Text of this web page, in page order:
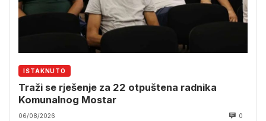
ISTAKNUTO
Traži se rješenje za 22 otpuštena radnika
Komunalnog Mostar
06/08/2026 0